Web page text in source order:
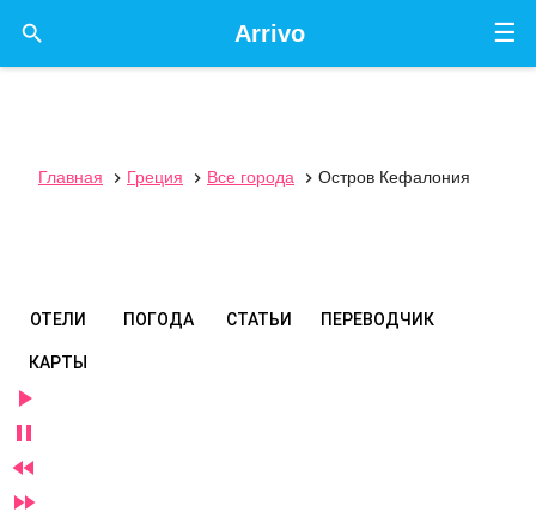
☰
Arrivo

Главная  Греция  Все города  Остров Кефалония
ОТЕЛИ ПОГОДА СТАТЬИ ПЕРЕВОДЧИК
КАРТЫ



